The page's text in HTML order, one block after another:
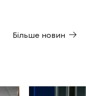
Більше новин